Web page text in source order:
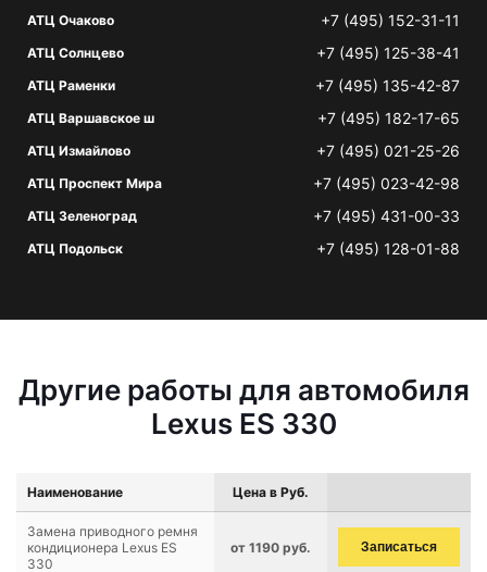
АТЦ Очаково +7 (495) 152-31-11
АТЦ Солнцево +7 (495) 125-38-41
АТЦ Раменки +7 (495) 135-42-87
АТЦ Варшавское ш +7 (495) 182-17-65
АТЦ Измайлово +7 (495) 021-25-26
АТЦ Проспект Мира +7 (495) 023-42-98
АТЦ Зеленоград +7 (495) 431-00-33
АТЦ Подольск +7 (495) 128-01-88
Другие работы для автомобиля
Lexus ES 330
Наименование Цена в Руб.
Замена приводного ремня
кондиционера Lexus ES
330
от 1190 руб. Записаться